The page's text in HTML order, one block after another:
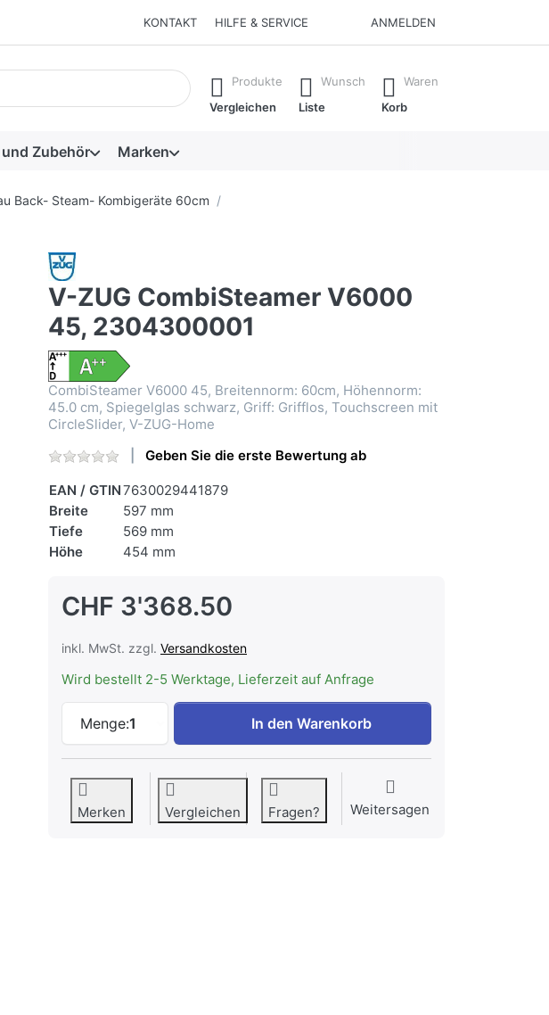
KONTAKT HILFE & SERVICE ANMELDEN
erscheinen automatisch erste Ergebnisse. Drücken Sie die Eingabetaste, um alle
Produkte
Vergleichen
Wunsch
Liste
Waren
Korb
Zubehör Marken
Back- Steam- Kombigeräte 60cm
V-ZUG CombiSteamer V6000
45, 2304300001
CombiSteamer V6000 45, Breitennorm: 60cm, Höhennorm:
45.0 cm, Spiegelglas schwarz, Griff: Grifflos, Touchscreen mit
CircleSlider, V-ZUG-Home
Geben Sie die erste Bewertung ab
EAN / GTIN7630029441879
Breite
597 mm
Tiefe
569 mm
Höhe
454 mm
CHF 3'368.50
inkl. MwSt. zzgl. Versandkosten
Wird bestellt 2-5 Werktage, Lieferzeit auf Anfrage
Menge:1
V-ZUG CombiSteamer V6000 45, 2304300001 zu CHF
In den Warenkorb
Merken Vergleichen Fragen? Weitersagen